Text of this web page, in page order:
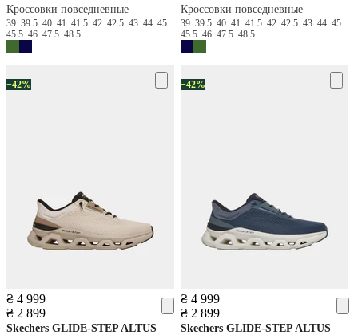
Кроссовки повседневные
39 39.5 40 41 41.5 42 42.5 43 44 45
45.5 46 47.5 48.5
Кроссовки повседневные
3939.5404141.54242.5434445
45.54647.548.5
−42%
₴ 4 999
₴ 2 899
Skechers GLIDE-STEP ALTUS
−42%
₴ 4 999
₴ 2 899
Skechers GLIDE-STEP ALTUS